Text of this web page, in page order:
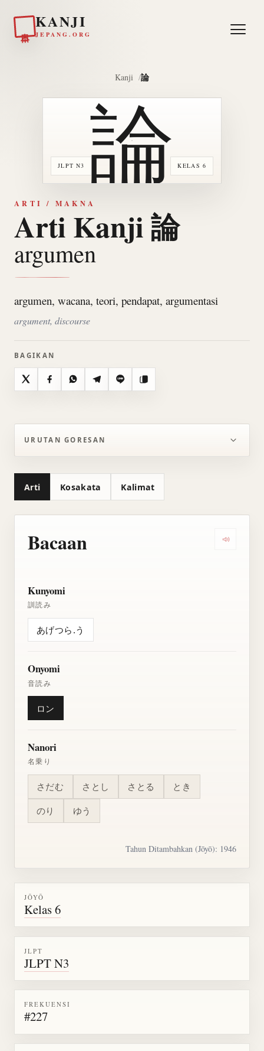
KANJI
JEPANG.ORG
Kanji 論
JLPT N3 KELAS 6
論
ARTI / MAKNA
Arti Kanji 論
argumen
argumen, wacana, teori, pendapat, argumentasi
argument, discourse
BAGIKAN
X FacebookWhatsAppTelegramLine Salin
URUTAN GORESAN
Arti Kosakata Kalimat
Bacaan
Kunyomi
訓読み
あげつら.う
Onyomi
音読み
ロン
Nanori
名乗り
さだむ さとし さとる とき
のり ゆう
Tahun Ditambahkan (Jōyō): 1946
JŌYŌ
Kelas 6
JLPT
JLPT N3
FREKUENSI
#227